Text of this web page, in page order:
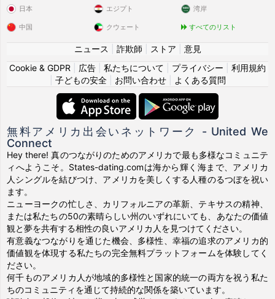
日本
中国
エジプト
クウェート
湾岸
すべてのリスト
ニュース 詐欺師 ストア
意見
Cookie & GDPR
広告 私たちについて プライバシー
利用規約
子どもの安全| お問い合わせ| よくある質問
無料アメリカ出会いネットワーク - United We
Connect
Hey there! 真のつながりのためのアメリカで最も多様なコミュニテ
ィへようこそ。States-dating.comは海から輝く海まで、アメリカ
人シングルを結びつけ、アメリカを美しくする人種のるつぼを祝い
ます。
ニューヨークの忙しさ、カリフォルニアの革新、テキサスの精神、
または私たちの50の素晴らしい州のいずれにいても、あなたの価値
観と夢を共有する相性の良いアメリカ人を見つけてください。
有意義なつながりを通じた機会、多様性、幸福の追求のアメリカ的
価値観を体現する私たちの完全無料プラットフォームを体験してく
ださい。
何千ものアメリカ人が地域的多様性と国家的統一の両方を祝う私た
ちのコミュニティを通じて持続的な関係を築いています。